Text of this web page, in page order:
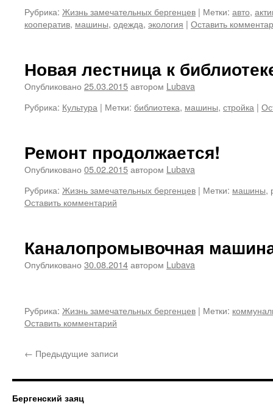
Рубрика: Жизнь замечательных бергенцев | Метки: авто,
кооператив, машины, одежда, экология | Оставить
Новая лестница к
Опубликовано 25.03.2015автором Lubava
Рубрика: Культура | Метки: библиотека, машины, стройка |
Ремонт продолжается!
Опубликовано 05.02.2015автором Lubava
Рубрика: Жизнь замечательных бергенцев | Метки: машины,
Оставить комментарий
Каналопромывочная
Опубликовано 30.08.2014автором Lubava
Рубрика: Жизнь замечательных бергенцев | Метки:
Оставить комментарий
← Предыдущие записи
Бергенский заяц